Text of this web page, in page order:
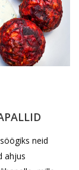
neid
ahjus